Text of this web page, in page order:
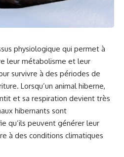
physiologique qui permet à
leur métabolisme et leur
survivre à des périodes de
Lorsqu’un animal hiberne,
et sa respiration devient très
hibernants sont
qu’ils peuvent générer leur
à des conditions climatiques